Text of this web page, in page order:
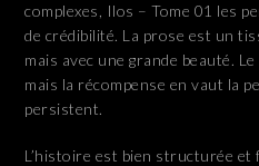
complexes, Ilos – Tome 01 les
de crédibilité. La prose est un
mais avec une grande beauté.
mais la récompense en vaut la
persistent.
L’histoire est bien structurée et